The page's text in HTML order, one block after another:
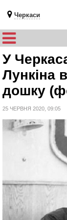
Черкаси
У
Лункіна
дошку
25 ЧЕРВНЯ 2020, 09:05